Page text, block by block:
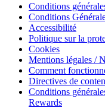
Conditions
Conditions
Accessibilité
Politique sur la
Cookies
Mentions légales /
Comment
Directives de
Conditions
Rewards